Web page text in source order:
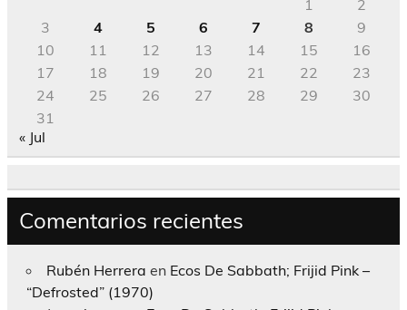
1
2
3
4 5 6 7 8
9
10
11 12 13 14 15
16
17
18 19 20 21 22
23
24
25 26 27 28 29
30
31
« Jul
Comentarios recientes
Rubén Herrera en Ecos De Sabbath; Frijid Pink –
“Defrosted” (1970)